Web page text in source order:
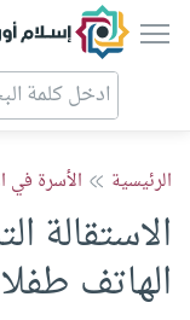
إسلام
الرئيسية الأسرة في
الاستقالة
الهاتف